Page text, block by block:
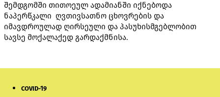
შემდგომში თითოეულ ადამიანში იქნებოდა
ნაპერწკალი ღვთივსათნო ცხოვრების და
იმავდროულად ღირსეული და პასუხისმგებლობით
სავსე მოქალაქედ გარდაქმნისა.
COVID-19